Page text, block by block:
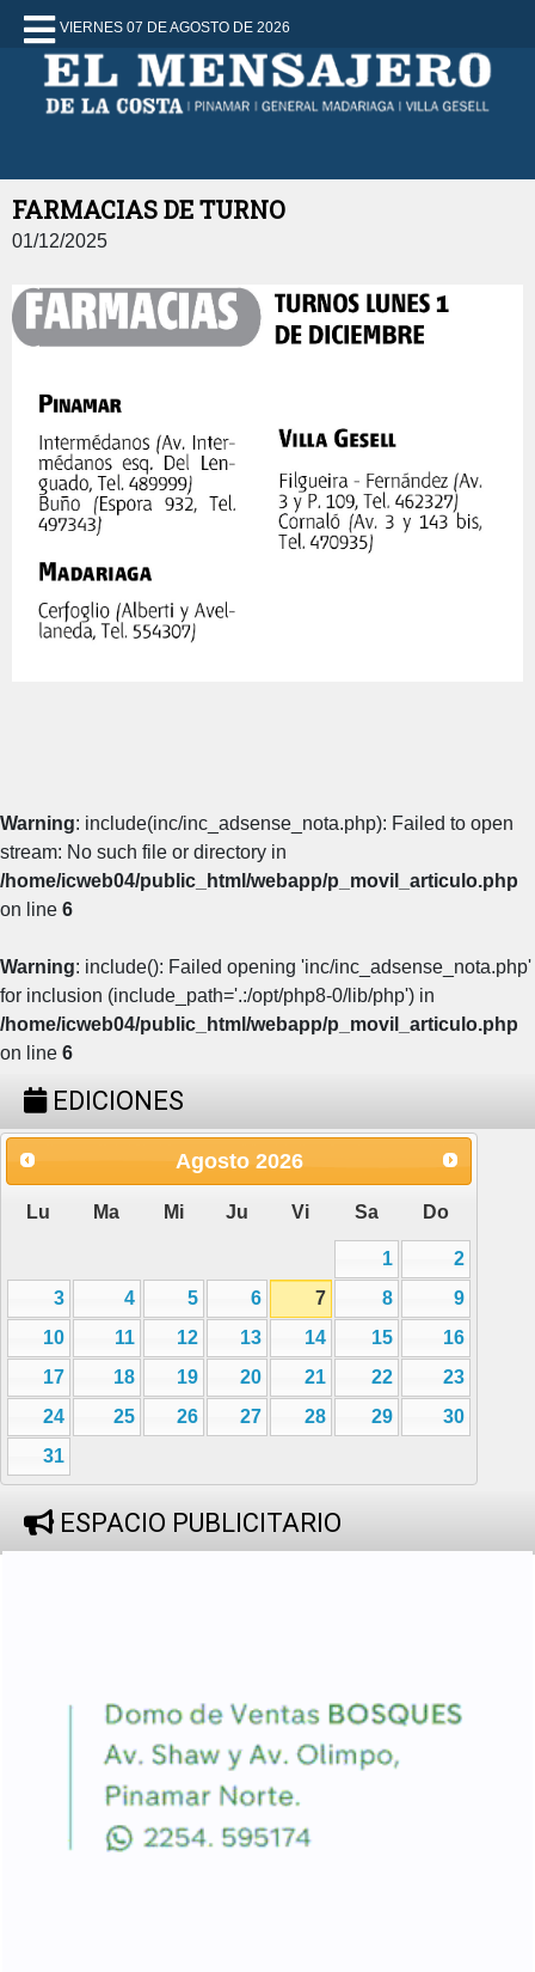
VIERNES 07 DE AGOSTO DE 2026
FARMACIAS DE TURNO
01/12/2025
Warning: include(inc/inc_adsense_nota.php): Failed to open
stream: No such file or directory in
/home/icweb04/public_html/webapp/p_movil_articulo.php
on line 6
Warning: include(): Failed opening 'inc/inc_adsense_nota.php'
for inclusion (include_path='.:/opt/php8-0/lib/php') in
/home/icweb04/public_html/webapp/p_movil_articulo.php
on line 6
EDICIONES
Agosto 2026
Lu Ma Mi Ju Vi Sa Do
1
2
3
4 5 6 7 8
9
10
11 12 13 14 15
16
17
18 19 20 21 22
23
24
25 26 27 28 29
30
31
ESPACIO PUBLICITARIO